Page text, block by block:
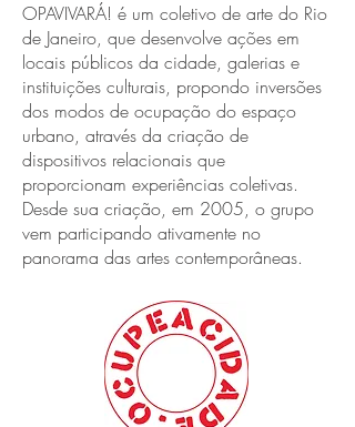
OPAVIVARÁ! é um coletivo de arte do Rio
de Janeiro, que desenvolve ações em
locais públicos da cidade, galerias e
instituições culturais, propondo inversões
dos modos de ocupação do espaço
urbano, através da criação de
dispositivos relacionais que
proporcionam experiências coletivas.
Desde sua criação, em 2005, o grupo
vem participando ativamente no
panorama das artes contemporâneas.